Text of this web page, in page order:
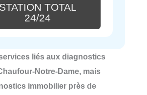
STATION TOTAL
24/24
liés aux diagnostics
Notre-Dame, mais
immobilier près de